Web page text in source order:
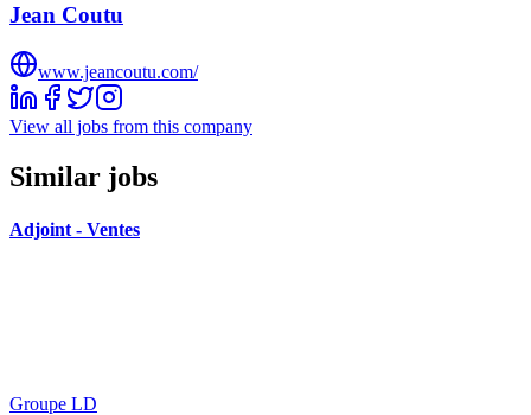
Jean Coutu
www.jeancoutu.com/
View all jobs from this company
Similar jobs
Adjoint - Ventes
Groupe LD